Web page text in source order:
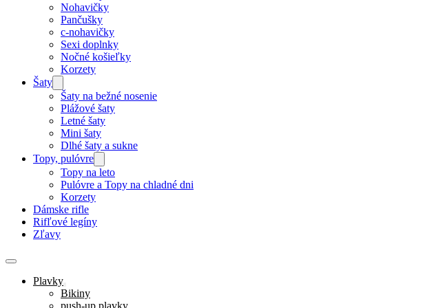
Nohavičky
Pančušky
c-nohavičky
Sexi doplnky
Nočné košieľky
Korzety
Šaty
Šaty na bežné nosenie
Plážové šaty
Letné šaty
Mini šaty
Dlhé šaty a sukne
Topy, pulóvre
Topy na leto
Pulóvre a Topy na chladné dni
Korzety
Dámske rifle
Rifľové legíny
Zľavy
Plavky
Bikiny
push-up plavky